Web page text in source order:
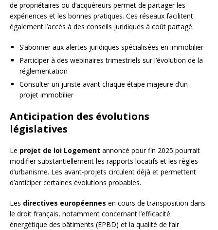
de propriétaires ou d’acquéreurs permet de partager les
expériences et les bonnes pratiques. Ces réseaux facilitent
également l’accès à des conseils juridiques à coût partagé.
S’abonner aux alertes juridiques spécialisées en immobilier
Participer à des webinaires trimestriels sur l’évolution de la
réglementation
Consulter un juriste avant chaque étape majeure d’un
projet immobilier
Anticipation des évolutions
législatives
Le projet de loi Logement annoncé pour fin 2025 pourrait
modifier substantiellement les rapports locatifs et les règles
d’urbanisme. Les avant-projets circulent déjà et permettent
d’anticiper certaines évolutions probables.
Les directives européennes en cours de transposition dans
le droit français, notamment concernant l’efficacité
énergétique des bâtiments (EPBD) et la qualité de l’air